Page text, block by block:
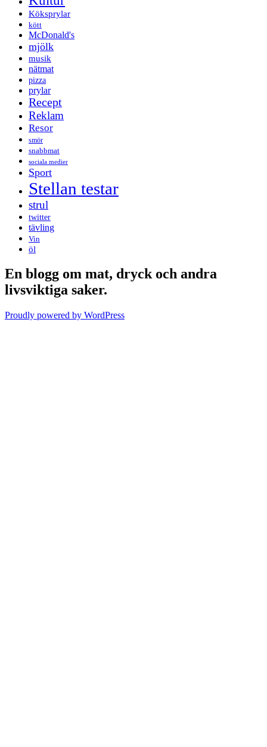
Köksprylar
kött
McDonald's
mjölk
musik
nätmat
pizza
prylar
Recept
Reklam
Resor
smör
snabbmat
sociala medier
Sport
Stellan testar
strul
twitter
tävling
Vin
öl
En blogg om mat, dryck och andra
livsviktiga saker.
Proudly powered by WordPress